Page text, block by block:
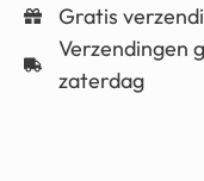
Gratis
Verzendingen
zaterdag